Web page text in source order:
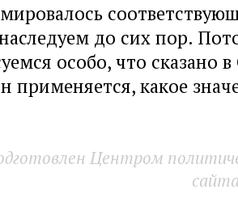
до сих пор.
особо, что сказано
применяется, какое
Центром